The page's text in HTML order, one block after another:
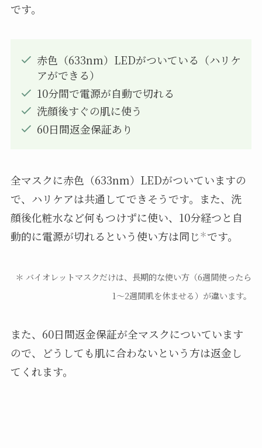
です。
赤色（633nm）LEDがついている（ハリケ
アができる）
10分間で電源が自動で切れる
洗顔後すぐの肌に使う
60日間返金保証あり
全マスクに赤色（633nm）LEDがついていますの
で、ハリケアは共通してできそうです。また、洗
顔後化粧水など何もつけずに使い、10分経つと自
動的に電源が切れるという使い方は同じ＊です。
＊ バイオレットマスクだけは、長期的な使い方（6週間使ったら
1〜2週間肌を休ませる）が違います。
また、60日間返金保証が全マスクについています
ので、どうしても肌に合わないという方は返金し
てくれます。